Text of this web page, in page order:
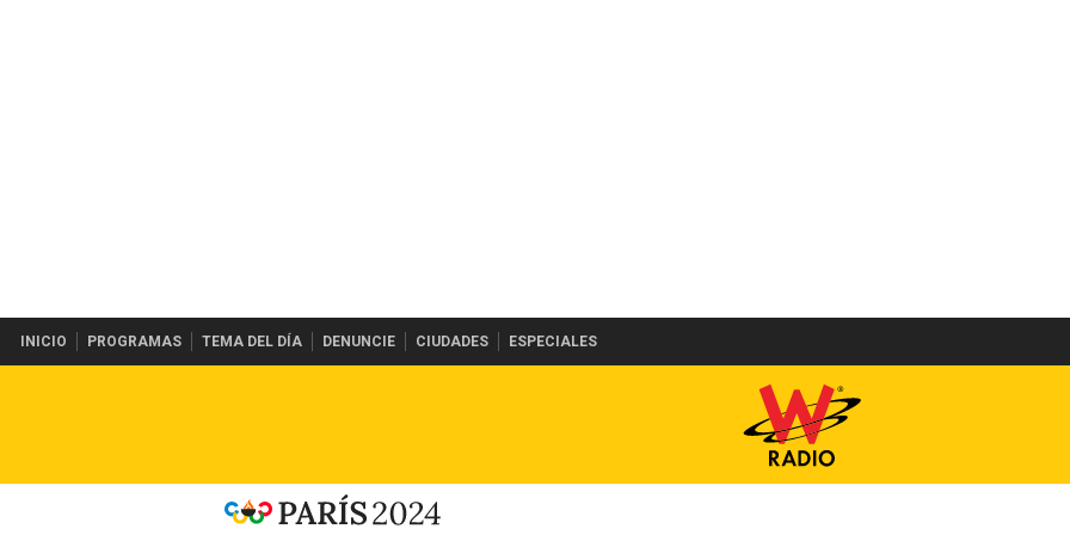
INICIO PROGRAMAS TEMA DEL DÍA DENUNCIE CIUDADES ESPECIALES